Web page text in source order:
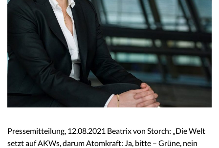
Pressemitteilung, 12.08.2021 Beatrix von Storch: „Die Welt
setzt auf AKWs, darum Atomkraft: Ja, bitte – Grüne, nein